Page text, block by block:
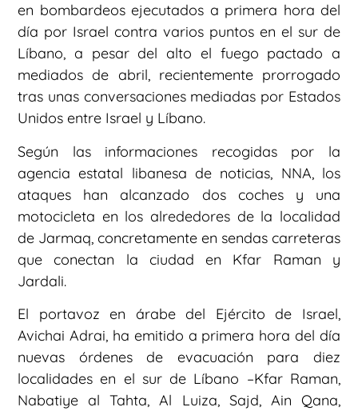
en bombardeos ejecutados a primera hora del
día por Israel contra varios puntos en el sur de
Líbano, a pesar del alto el fuego pactado a
mediados de abril, recientemente prorrogado
tras unas conversaciones mediadas por Estados
Unidos entre Israel y Líbano.
Según las informaciones recogidas por la
agencia estatal libanesa de noticias, NNA, los
ataques han alcanzado dos coches y una
motocicleta en los alrededores de la localidad
de Jarmaq, concretamente en sendas carreteras
que conectan la ciudad en Kfar Raman y
Jardali.
El portavoz en árabe del Ejército de Israel,
Avichai Adrai, ha emitido a primera hora del día
nuevas órdenes de evacuación para diez
localidades en el sur de Líbano –Kfar Raman,
Nabatiye al Tahta, Al Luiza, Sajd, Ain Qana,